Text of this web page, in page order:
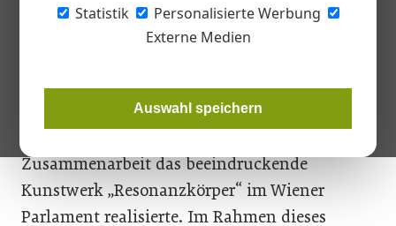
Statistik
Personalisierte Werbung
Externe Medien
Auswahl speichern
Umsetzung mehrerer Kunstwerke aus Holz für das neu
gestaltete Parlament in Wien.
Ausgezeichnet wurde das UnternehmenSFK
gemeinsam mit dem renommierten Künstler
Zusammenarbeit das beeindruckende
Kunstwerk „Resonanzkörper“ im Wiener
Parlament realisierte. Im Rahmen dieses